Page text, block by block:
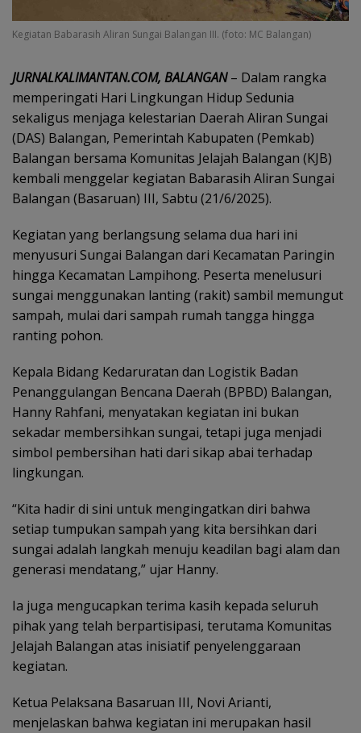
Kegiatan Babarasih Aliran Sungai Balangan III. (foto: MC Balangan)
JURNALKALIMANTAN.COM, BALANGAN– Dalam rangka
memperingati Hari Lingkungan Hidup Sedunia
sekaligus menjaga kelestarian Daerah Aliran Sungai
(DAS) Balangan, Pemerintah Kabupaten (Pemkab)
Balangan bersama Komunitas Jelajah Balangan (KJB)
kembali menggelar kegiatan Babarasih Aliran Sungai
Balangan (Basaruan) III, Sabtu (21/6/2025).
Kegiatan yang berlangsung selama dua hari ini
menyusuri Sungai Balangan dari Kecamatan Paringin
hingga Kecamatan Lampihong. Peserta menelusuri
sungai menggunakan lanting (rakit) sambil memungut
sampah, mulai dari sampah rumah tangga hingga
ranting pohon.
Kepala Bidang Kedaruratan dan Logistik Badan
Penanggulangan Bencana Daerah (BPBD) Balangan,
Hanny Rahfani, menyatakan kegiatan ini bukan
sekadar membersihkan sungai, tetapi juga menjadi
simbol pembersihan hati dari sikap abai terhadap
lingkungan.
“Kita hadir di sini untuk mengingatkan diri bahwa
setiap tumpukan sampah yang kita bersihkan dari
sungai adalah langkah menuju keadilan bagi alam dan
generasi mendatang,” ujar Hanny.
Ia juga mengucapkan terima kasih kepada seluruh
pihak yang telah berpartisipasi, terutama Komunitas
Jelajah Balangan atas inisiatif penyelenggaraan
kegiatan.
Ketua Pelaksana Basaruan III, Novi Arianti,
menjelaskan bahwa kegiatan ini merupakan hasil